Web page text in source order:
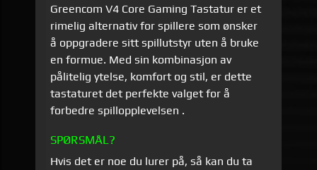
Greencom V4 Core Gaming Tastatur er et
rimelig alternativ for spillere som ønsker
å oppgradere sitt spillutstyr uten å bruke
en formue. Med sin kombinasjon av
pålitelig ytelse, komfort og stil, er dette
tastaturet det perfekte valget for å
forbedre spillopplevelsen .
SPØRSMÅL?
Hvis det er noe du lurer på, så kan du ta